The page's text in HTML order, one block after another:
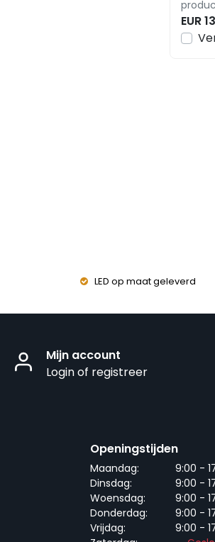
EUR
LED op maat geleverd
Mijn account
Login of registreer
Openingstijden
Maandag:
9:00 -
Dinsdag:
9:00 -
Woensdag:
9:00 -
Donderdag:
9:00 -
Vrijdag:
9:00 -